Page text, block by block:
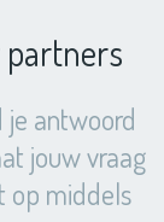
partners
je antwoord
jouw vraag
op middels